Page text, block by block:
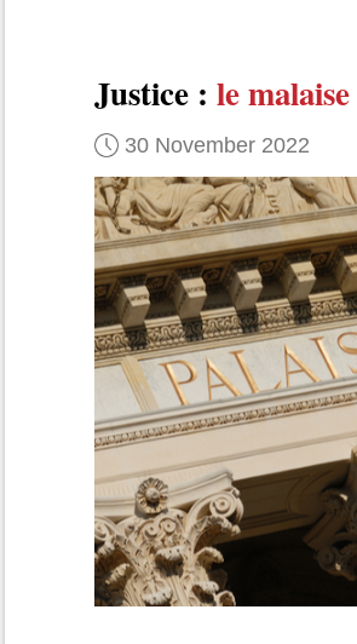
Justice : le malaise
30 November 2022